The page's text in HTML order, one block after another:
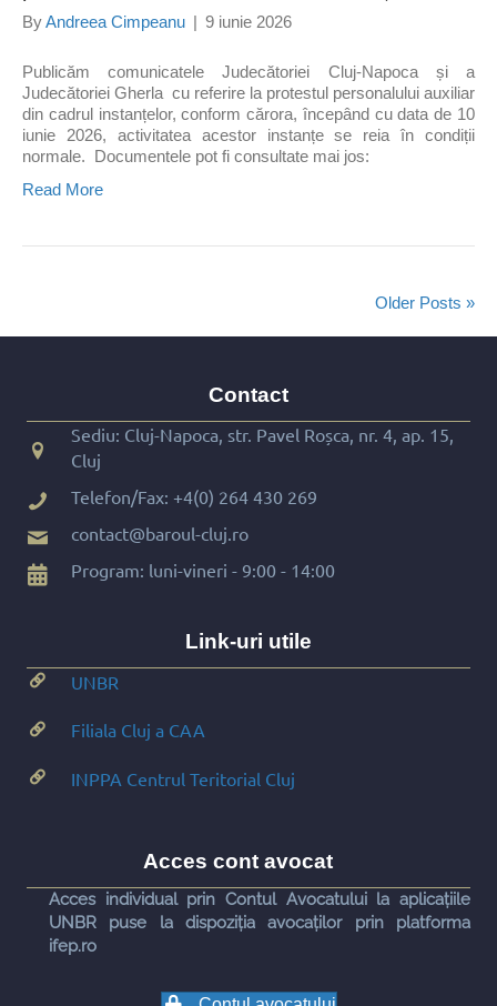
ByAndreea Cimpeanu | 9 iunie 2026
Publicăm comunicatele Judecătoriei Cluj-Napoca și a
Judecătoriei Gherla cu referire la protestul personalului auxiliar
din cadrul instanțelor, conform cărora, începând cu data de 10
iunie 2026, activitatea acestor instanțe se reia în condiții
normale. Documentele pot fi consultate mai jos:
Read More
Older Posts »
Contact
Sediu: Cluj-Napoca, str. Pavel Roșca, nr. 4, ap. 15,
Cluj
Telefon/Fax: +4(0) 264 430 269
contact@baroul-cluj.ro
Program: luni-vineri - 9:00 - 14:00
Link-uri utile
UNBR
Filiala Cluj a CAA
INPPA Centrul Teritorial Cluj
Acces cont avocat
Acces individual prin Contul Avocatului la aplicațiile
UNBR puse la dispoziția avocaților prin platforma
ifep.ro